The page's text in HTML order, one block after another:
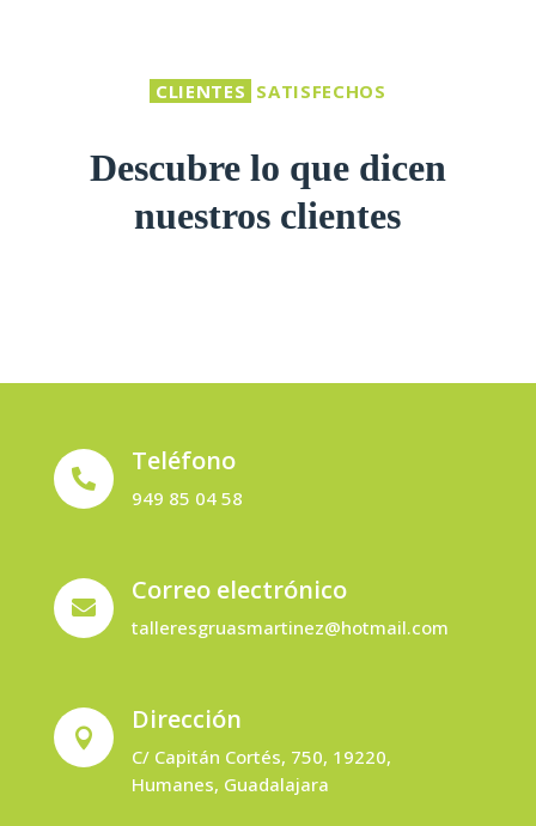
CLIENTES SATISFECHOS
Descubre lo que dicen
nuestros clientes

Teléfono
949 85 04 58

Correo electrónico
talleresgruasmartinez@hotmail.com

Dirección
C/ Capitán Cortés, 750, 19220,
Humanes, Guadalajara